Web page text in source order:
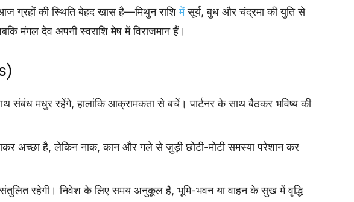
ग्रहों की स्थिति बेहद खास है—मिथुन राशिमेंसूर्य, बुध और चंद्रमा की युति से
मंगल देव अपनी स्वराशि मेष में विराजमान हैं।
संबंध मधुर रहेंगे, हालांकि आक्रामकता से बचें। पार्टनर के साथ बैठकर भविष्य की
अच्छा है, लेकिन नाक, कान और गले से जुड़ी छोटी-मोटी समस्या परेशान कर
संतुलित रहेगी। निवेश के लिए समय अनुकूल है, भूमि-भवन या वाहन के सुख में वृद्धि